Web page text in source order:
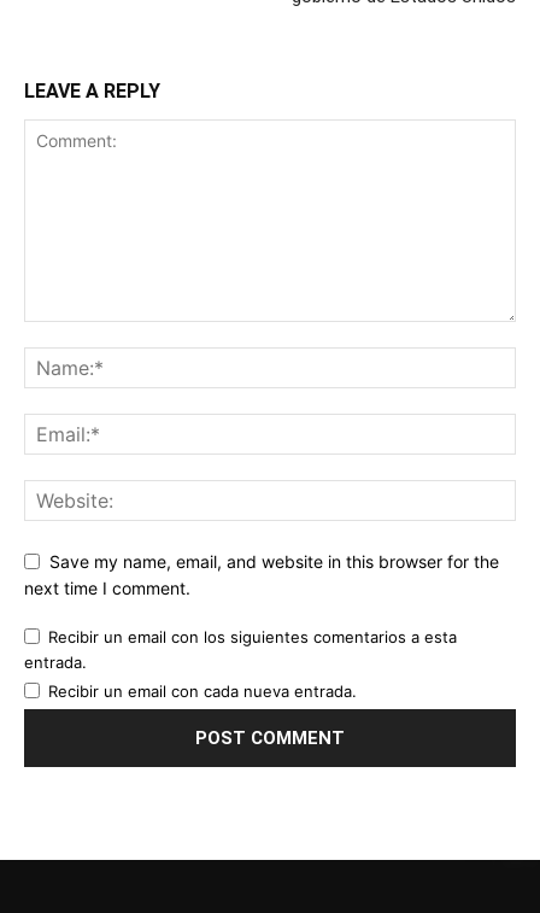
LEAVE A REPLY
Save my name, email, and website in this browser for the
next time I comment.
Recibir un email con los siguientes comentarios a esta
entrada.
Recibir un email con cada nueva entrada.